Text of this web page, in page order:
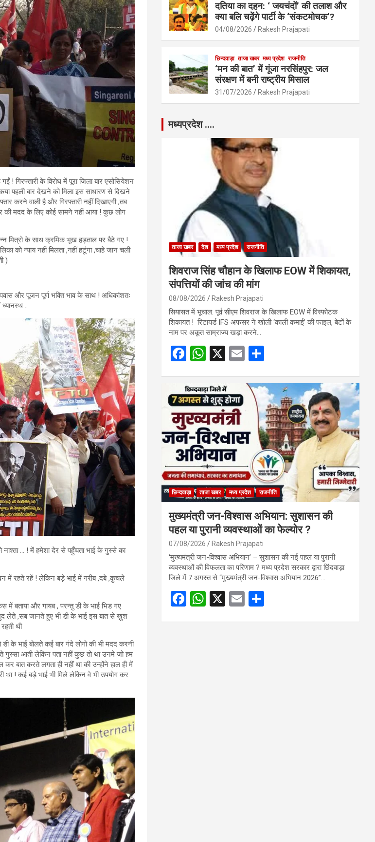
गिरफ्तारी के विरोध में पूरा जिला बार एसोसियेशन
पहली बार देखने को मिला इस साधारण से दिखने
करने वाली है और गिरफ्तारी नहीं दिखाएगी ,तब
की मदद के लिए कोई सामने नहीं आया ! कुछ लोग
मित्रो के साथ क्रमिक भूख हड़ताल पर बैठे गए !
को न्याय नहीं मिलता ,नहीं हटूंगा ,चाहे जान चली
)
और पूजन पूर्ण भक्ति भाव के साथ ! अधिकांशतः
..
… ! में हमेशा देर से पहुँचता भाई के गुस्से का
में रहते रहें ! लेकिन बड़े भाई में गरीब ,दबे ,कुचले
में बताया और गायब , परन्तु डी के भाई भिड गए
लेते ,सब जानते हुए भी डी के भाई इस बात से ख़ुश
थी
के भाई बोलते कई बार गंदे लोगो की भी मदद करनी
आती लेकिन पता नहीं कुछ तो था उनमे जो हम
बात करते लगता ही नहीं था की उन्होंने हाल ही में
था ! कई बड़े भाई भी मिले लेकिन वे भी उपयोग कर
दतिया का दहन: ‘ जयचंदों’ की तलाश और
क्या बलि चढ़ेंगे पार्टी के ‘संकटमोचक’?
04/08/2026 Rakesh Prajapati
छिन्दवाड़ा ताजा खबर मध्य प्रदेश राजनीति
‘मन की बात’ में गूंजा नरसिंहपुर: जल
संरक्षण में बनी राष्ट्रीय मिसाल
31/07/2026 Rakesh Prajapati
मध्यप्रदेश ….
ताजा खबर देश मध्य प्रदेश राजनीति
शिवराज सिंह चौहान के खिलाफ EOW में शिकायत,
संपत्तियों की जांच की मांग
08/08/2026 Rakesh Prajapati
सियासत में भूचाल: पूर्व सीएम शिवराज के खिलाफ EOW में विस्फोटक
शिकायत ! रिटायर्ड IFS अफसर ने खोली ‘काली कमाई’ की फाइल, बेटों के
नाम पर अकूत साम्राज्य खड़ा करने…
F
ce
b
o
o
k
W
at
s
A
p
p
X
E
ail ar
e
छिन्दवाड़ा ताजा खबर मध्य प्रदेश राजनीति
मुख्यमंत्री जन-विश्वास अभियान: सुशासन की
पहल या पुरानी व्यवस्थाओं का फेल्योर ?
07/08/2026 Rakesh Prajapati
‘मुख्यमंत्री जन-विश्वास अभियान’ – सुशासन की नई पहल या पुरानी
व्यवस्थाओं की विफलता का परिणाम ? मध्य प्रदेश सरकार द्वारा छिंदवाड़ा
जिले में 7 अगस्त से “मुख्यमंत्री जन-विश्वास अभियान 2026”…
F
W X
E